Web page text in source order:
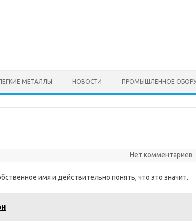
МЕТАЛЛЫ НОВОСТИ ПРОМЫШЛЕННОЕ
Нет комментариев
имя и действительно понять, что это значит.